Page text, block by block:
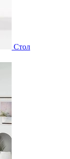
Стол